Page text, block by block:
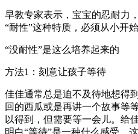
早教专家表示，宝宝的忍耐力
“耐性”这种特质，必须从小开始
“没耐性”是这么培养起来的
方法1：刻意让孩子等待
佳佳通常总是迫不及待地想得
回的西瓜或是再讲一个故事等
以得到，但需要等一会儿。给